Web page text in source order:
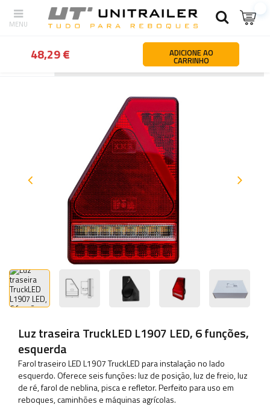
Iluminação e elementos de instalação
Luz traseira TruckLED L1907 LED, 6 funções,
esquerda
Farol traseiro LED L1907 TruckLED para instalação no lado
esquerdo. Oferece seis funções: luz de posição, luz de freio, luz
de ré, farol de neblina, pisca e refletor. Perfeito para uso em
reboques, caminhões e máquinas agrícolas.
48,29 € ADICIONE AO
CARRINHO